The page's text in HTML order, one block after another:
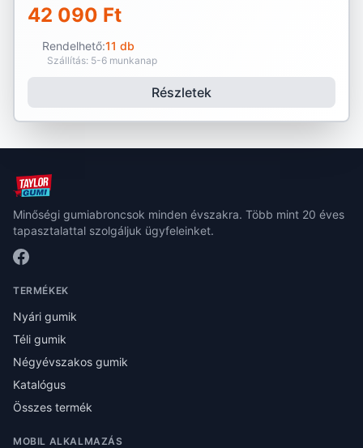
42 090 Ft
Rendelhető:11 db
Szállítás: 5-6 munkanap
Részletek
Minőségi gumiabroncsok minden évszakra. Több mint 20 éves
tapasztalattal szolgáljuk ügyfeleinket.
TERMÉKEK
Nyári gumik
Téli gumik
Négyévszakos gumik
Katalógus
Összes termék
MOBIL ALKALMAZÁS